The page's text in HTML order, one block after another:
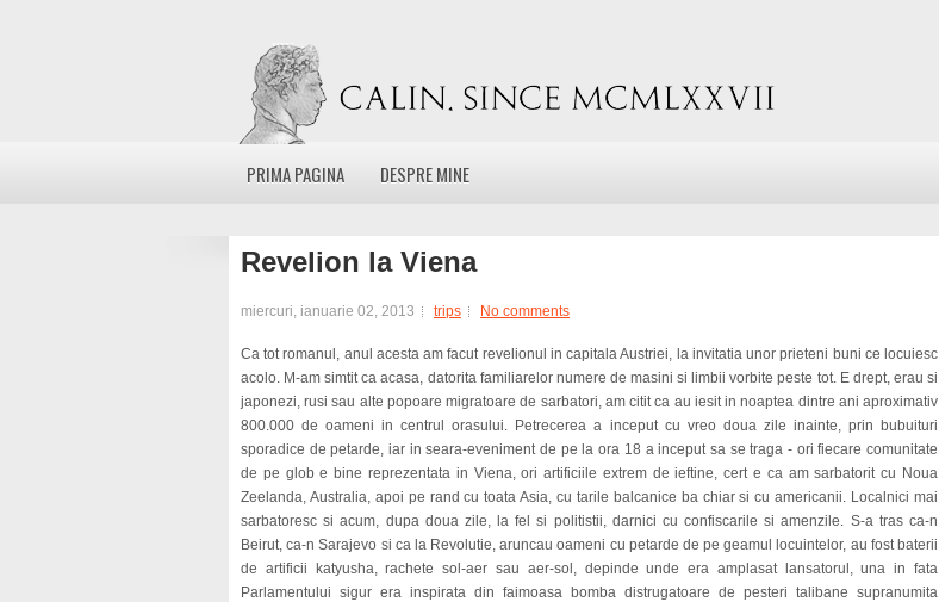
PRIMA PAGINA DESPRE MINE
Revelion la Viena
miercuri, ianuarie 02, 2013 trips No comments
Ca tot romanul, anul acesta am facut revelionul in capitala Austriei, la invitatia unor prieteni buni ce locuiesc
acolo. M-am simtit ca acasa, datorita familiarelor numere de masini si limbii vorbite peste tot. E drept, erau si
japonezi, rusi sau alte popoare migratoare de sarbatori, am citit ca au iesit in noaptea dintre ani aproximativ
800.000 de oameni in centrul orasului. Petrecerea a inceput cu vreo doua zile inainte, prin bubuituri
sporadice de petarde, iar in seara-eveniment de pe la ora 18 a inceput sa se traga - ori fiecare comunitate
de pe glob e bine reprezentata in Viena, ori artificiile extrem de ieftine, cert e ca am sarbatorit cu Noua
Zeelanda, Australia, apoi pe rand cu toata Asia, cu tarile balcanice ba chiar si cu americanii. Localnici mai
sarbatoresc si acum, dupa doua zile, la fel si politistii, darnici cu confiscarile si amenzile. S-a tras ca-n
Beirut, ca-n Sarajevo si ca la Revolutie, aruncau oameni cu petarde de pe geamul locuintelor, au fost baterii
de artificii katyusha, rachete sol-aer sau aer-sol, depinde unde era amplasat lansatorul, una in fata
Parlamentului sigur era inspirata din faimoasa bomba distrugatoare de pesteri talibane supranumita